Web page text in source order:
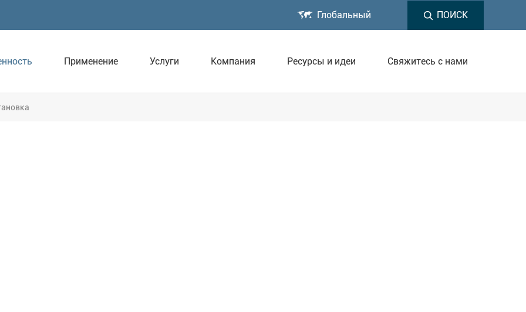
 Глобальный ПОИСК
Применение Услуги Компания Ресурсы и идеи Свяжитесь с нами